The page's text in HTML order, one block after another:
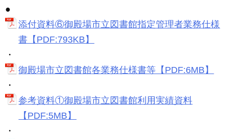
●
添付資料⑥御殿場市立図書館指定管理者業務仕様
書【PDF:793KB】
・
御殿場市立図書館各業務仕様書等【PDF:6MB】
・
参考資料①御殿場市立図書館利用実績資料
【PDF:5MB】
・